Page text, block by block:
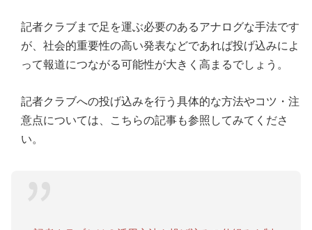
記者クラブまで足を運ぶ必要のあるアナログな手法です
が、社会的重要性の高い発表などであれば投げ込みによ
って報道につながる可能性が大きく高まるでしょう。
記者クラブへの投げ込みを行う具体的な方法やコツ・注
意点については、こちらの記事も参照してみてくださ
い。